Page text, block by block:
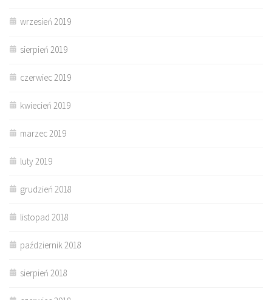
wrzesień 2019
sierpień 2019
czerwiec 2019
kwiecień 2019
marzec 2019
luty 2019
grudzień 2018
listopad 2018
październik 2018
sierpień 2018